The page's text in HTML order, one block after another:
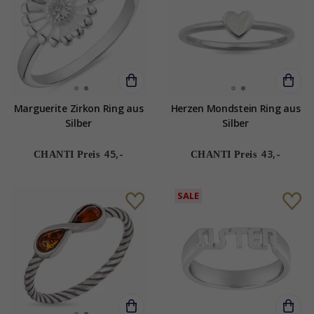
Marguerite Zirkon Ring aus
Silber
CHANTI Preis 45,-
Herzen Mondstein Ring aus
Silber
CHANTI Preis 43,-
SALE